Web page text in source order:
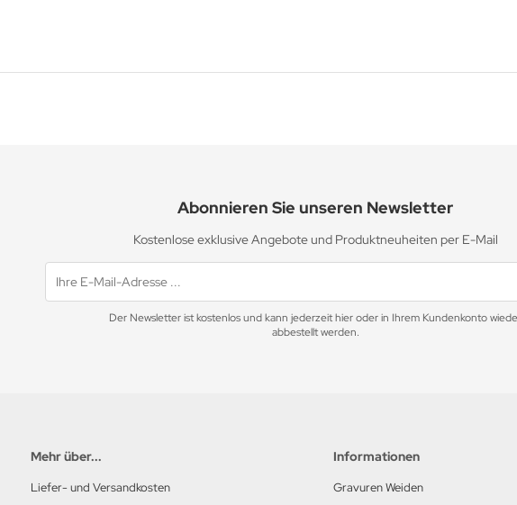
Abonnieren Sie unseren Newsletter
Kostenlose exklusive Angebote und Produktneuheiten per E-Mail
Der Newsletter ist kostenlos und kann jederzeit hier oder in Ihrem Kundenkonto
abbestellt werden.
Mehr über...
Liefer- und Versandkosten
Informationen
Gravuren Weiden